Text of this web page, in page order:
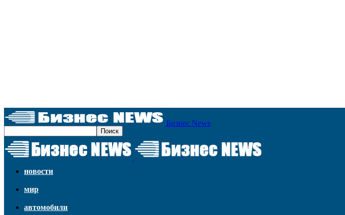
Бизнес News
новости
мир
автомобили